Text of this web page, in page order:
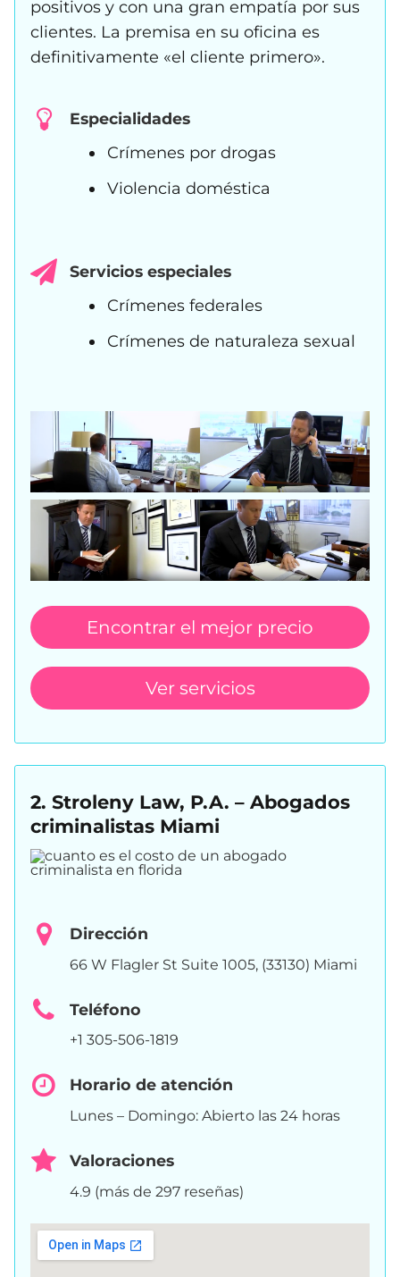
positivos y con una gran empatía por sus
clientes. La premisa en su oficina es
definitivamente «el cliente primero».
Especialidades
Crímenes por drogas
Violencia doméstica
Servicios especiales
Crímenes federales
Crímenes de naturaleza sexual
Encontrar el mejor precio
Ver servicios
2. Stroleny Law, P.A. – Abogados
criminalistas Miami
Dirección
66 W Flagler St Suite 1005, (33130) Miami
Teléfono
+1 305-506-1819
Horario de atención
Lunes – Domingo: Abierto las 24 horas
Valoraciones
4.9 (más de 297 reseñas)